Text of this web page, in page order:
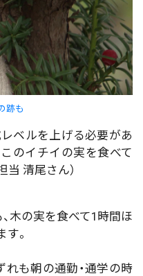
跡も
ベルを上げる必要があ
のイチイの実を食べて
当 清尾さん）
木の実を食べて1時間ほ
。
も朝の通勤・通学の時